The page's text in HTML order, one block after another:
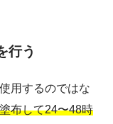
行う
用するのではな
布して24〜48時